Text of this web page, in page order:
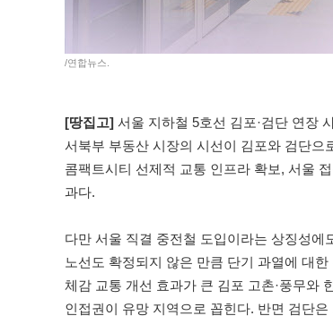
/연합뉴스.
[땅집고] 서울 지하철 5호선 김포·검단 연장
서북부 부동산 시장의 시선이 김포와 검단
콤팩트시티 선제적 교통 인프라 확보, 서울
과다.
다만 서울 직결 중전철 도입이라는 상징성
노선도 확정되지 않은 만큼 단기 과열에 대
체감 교통 개선 효과가 큰 김포 고촌·풍무와
인접권이 유망 지역으로 꼽힌다. 반면 검단